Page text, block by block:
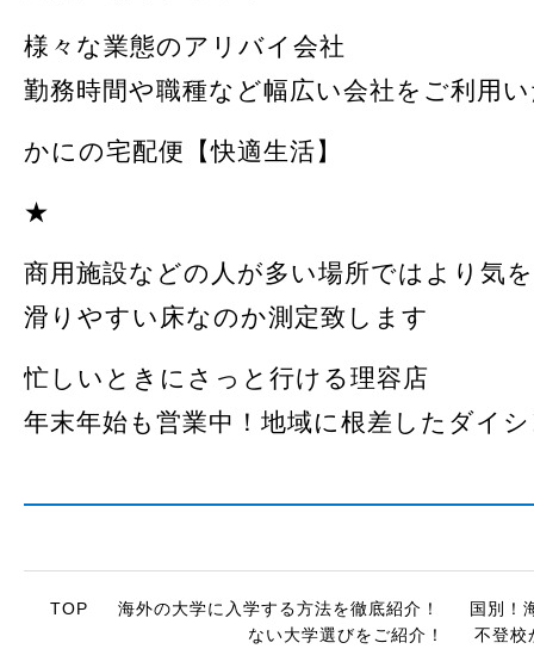
様々な業態のアリバイ会社
勤務時間や職種など幅広い会社をご利用
かにの宅配便【快適生活】
★
商用施設などの人が多い場所ではより気
滑りやすい床なのか測定致します
忙しいときにさっと行ける理容店
年末年始も営業中！地域に根差したダイ
TOP 海外の大学に入学する方法を徹底紹介！
国別！
ない大学選びをご紹介！
不登校